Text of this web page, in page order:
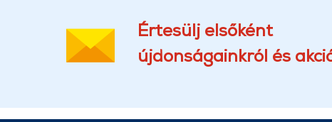
Értesülj elsőként
újdonságainkról és